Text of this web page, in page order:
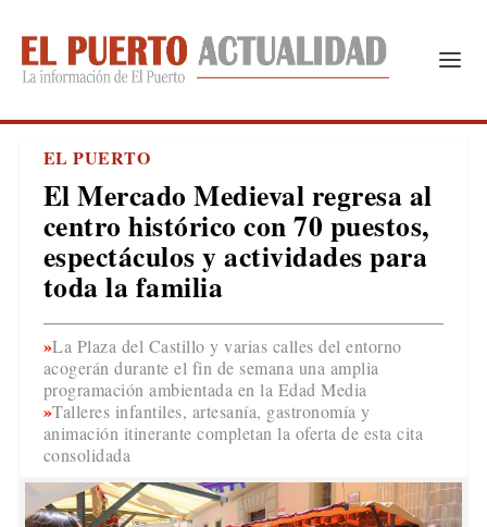
EL PUERTO
El Mercado Medieval regresa al
centro histórico con 70 puestos,
espectáculos y actividades para
toda la familia
La Plaza del Castillo y varias calles del entorno
acogerán durante el fin de semana una amplia
programación ambientada en la Edad Media
Talleres infantiles, artesanía, gastronomía y
animación itinerante completan la oferta de esta cita
consolidada